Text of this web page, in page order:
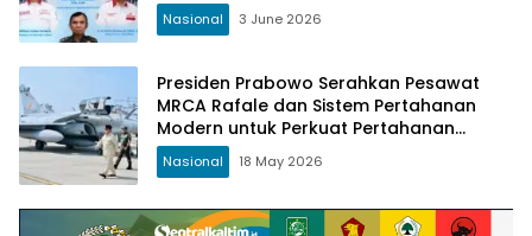
Nasional 3 June 2026
Presiden Prabowo Serahkan Pesawat
MRCA Rafale dan Sistem Pertahanan
Modern untuk Perkuat Pertahanan
Udara Nasional
Nasional 18 May 2026